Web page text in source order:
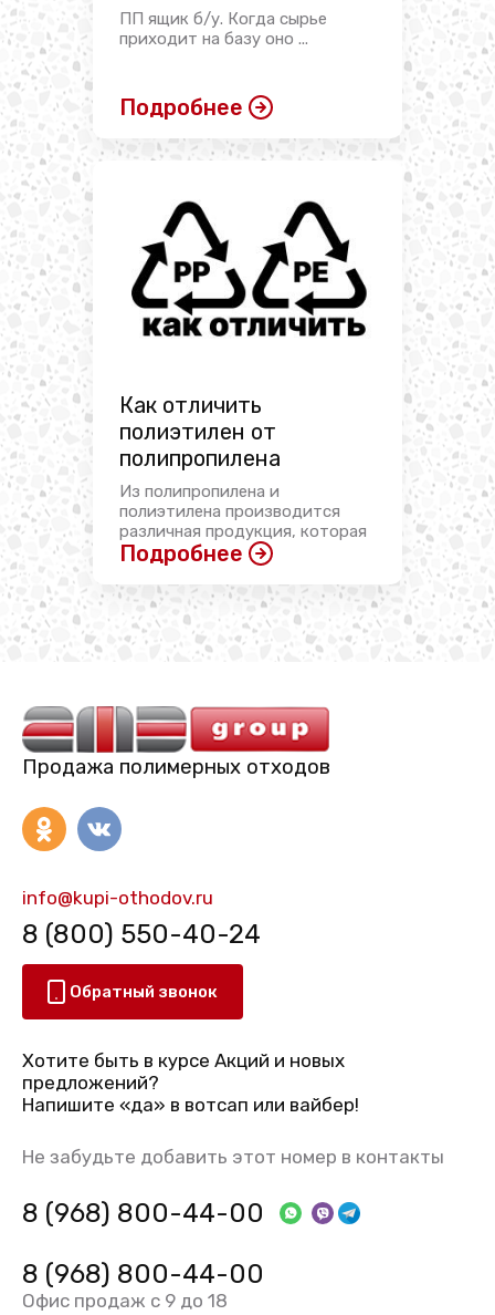
ПП ящик б/у. Когда сырье
приходит на базу оно ...
Подробнее
Как отличить
полиэтилен от
полипропилена
Из полипропилена и
полиэтилена производится
различная продукция, которая
имеет ...
Подробнее
Продажа полимерных отходов
info@kupi-othodov.ru
8 (800) 550-40-24
Обратный звонок
Хотите быть в курсе Акций и новых
предложений?
Напишите «да» в вотсап или вайбер!
Не забудьте добавить этот номер в контакты
8 (968) 800-44-00
8 (968) 800-44-00
Офис продаж с 9 до 18